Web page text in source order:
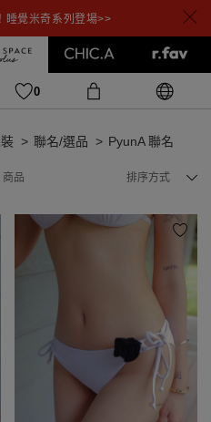
睡覺米奇系列登場>>
0
聯名/選品 PyunA 聯名
商品 排序方式